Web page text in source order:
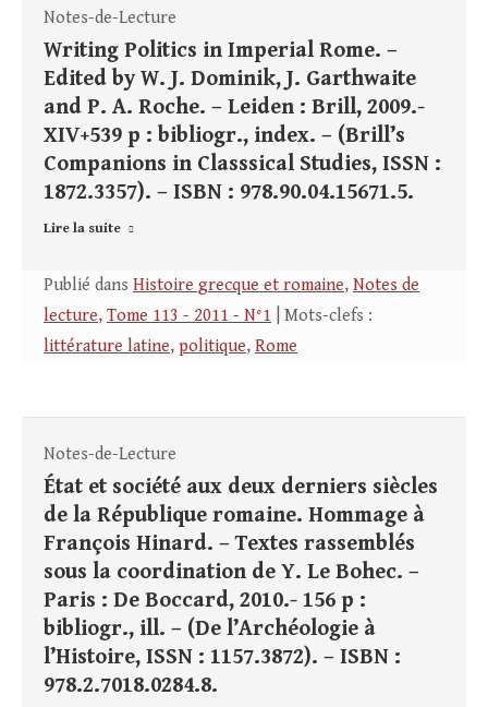
Notes-de-Lecture
Writing Politics in Imperial Rome. –
Edited by W. J. Dominik, J. Garthwaite
and P. A. Roche. – Leiden : Brill, 2009.-
XIV+539 p : bibliogr., index. – (Brill’s
Companions in Classsical Studies, ISSN :
1872.3357). – ISBN : 978.90.04.15671.5.
Lire la suite
Publié dans Histoire grecque et romaine, Notes de
lecture, Tome 113 - 2011 - N°1 | Mots-clefs :
littérature latine, politique, Rome
Notes-de-Lecture
État et société aux deux derniers siècles
de la République romaine. Hommage à
François Hinard. – Textes rassemblés
sous la coordination de Y. Le Bohec. –
Paris : De Boccard, 2010.- 156 p :
bibliogr., ill. – (De l’Archéologie à
l’Histoire, ISSN : 1157.3872). – ISBN :
978.2.7018.0284.8.